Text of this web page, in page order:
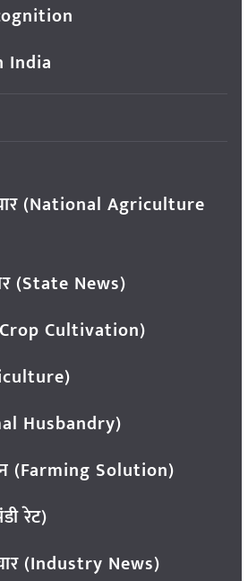
India
(National Agriculture
(State News)
Cultivation)
Husbandry)
(Farming Solution)
रेट)
(Industry News)